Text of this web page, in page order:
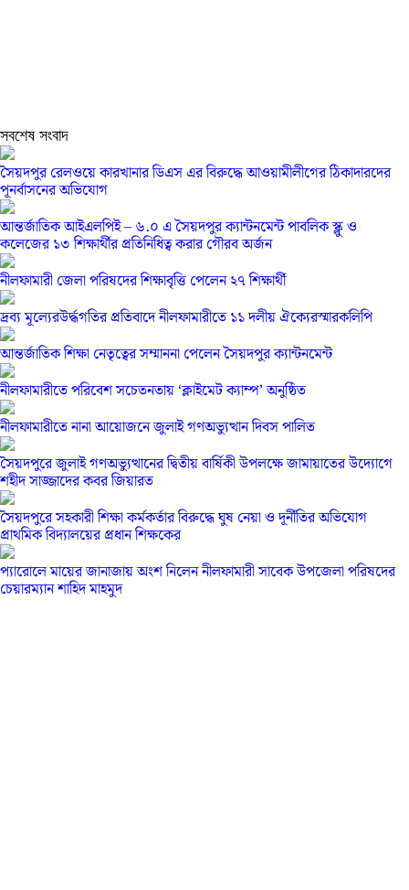
সবশেষ সংবাদ
সৈয়দপুর রেলওয়ে কারখানার ডিএস এর বিরুদ্ধে আওয়ামীলীগের ঠিকাদারদের
পূনর্বাসনের অভিযোগ
আন্তর্জাতিক আইএলপিই – ৬.০ এ সৈয়দপুর ক্যান্টনমেন্ট পাবলিক স্ক্লু ও
কলেজের ১৩ শিক্ষার্থীর প্রতিনিধিত্ব করার গৌরব অর্জন
নীলফামারী জেলা পরিষদের শিক্ষাবৃত্তি পেলেন ২৭ শিক্ষার্থী
দ্রব্য মূল্যেরউর্দ্ধগতির প্রতিবাদে নীলফামারীতে ১১ দলীয় ঐক্যেরস্মারকলিপি
আন্তর্জাতিক শিক্ষা নেতৃত্বের সম্মাননা পেলেন সৈয়দপুর ক্যান্টনমেন্ট
নীলফামারীতে পরিবেশ সচেতনতায় ‘ক্লাইমেট ক্যাম্প’ অনুষ্ঠিত
নীলফামারীতে নানা আয়োজনে জুলাই গণঅভ্যুত্থান দিবস পালিত
সৈয়দপুরে জুলাই গণঅভ্যুত্থানের দ্বিতীয় বার্ষিকী উপলক্ষে জামায়াতের উদ্যোগে
শহীদ সাজ্জাদের কবর জিয়ারত
সৈয়দপুরে সহকারী শিক্ষা কর্মকর্তার বিরুদ্ধে ঘুষ নেয়া ও দূর্নীতির অভিযোগ
প্রাথমিক বিদ্যালয়ের প্রধান শিক্ষকের
প্যারোলে মায়ের জানাজায় অংশ নিলেন নীলফামারী সাবেক উপজেলা পরিষদের
চেয়ারম্যান শাহিদ মাহমুদ